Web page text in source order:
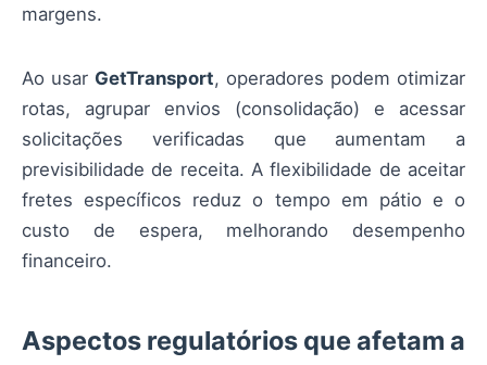
margens.
Ao usar GetTransport, operadores podem otimizar
rotas, agrupar envios (consolidação) e acessar
solicitações verificadas que aumentam a
previsibilidade de receita. A flexibilidade de aceitar
fretes específicos reduz o tempo em pátio e o
custo de espera, melhorando desempenho
financeiro.
Aspectos regulatórios que afetam a